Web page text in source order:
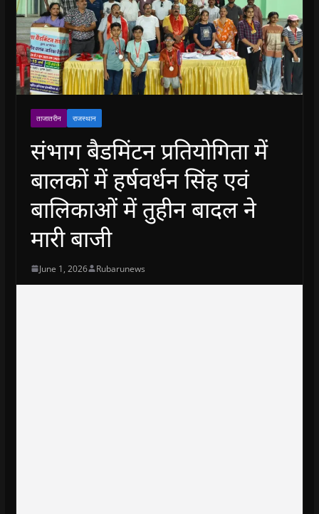
ताजातरीन राजस्थान
संभाग बैडमिंटन प्रतियोगिता में
बालकों में हर्षवर्धन सिंह एवं
बालिकाओं में तुहीन बादल ने
मारी बाजी
June 1, 2026 Rubarunews